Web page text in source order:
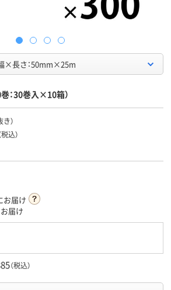
×長さ：50mm×25m
：30巻入×10箱）
き）
税込）
お届け
お届け
（税込）